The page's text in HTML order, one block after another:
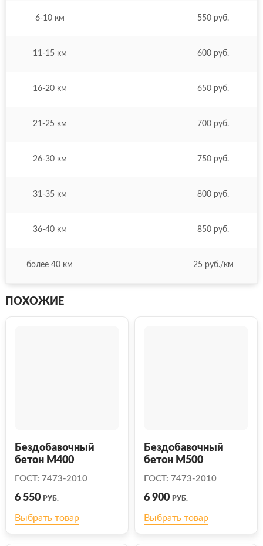
6-10 км 550 руб.
11-15 км 600 руб.
16-20 км 650 руб.
21-25 км 700 руб.
26-30 км 750 руб.
31-35 км 800 руб.
36-40 км 850 руб.
более 40 км 25 руб./км
ПОХОЖИЕ
Бездобавочный
бетон М400
ГОСТ: 7473-2010
6 550 РУБ.
Выбрать товар
Бездобавочный
бетон М500
ГОСТ: 7473-2010
6 900 РУБ.
Выбрать товар